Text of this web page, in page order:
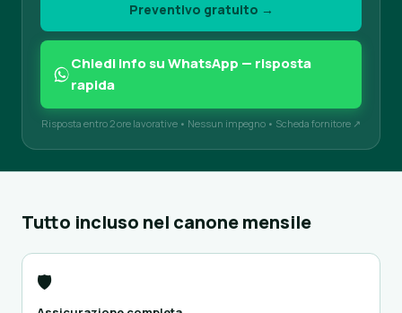
Preventivo gratuito →
Chiedi info su WhatsApp — risposta
rapida
Risposta entro 2 ore lavorative • Nessun impegno • Scheda fornitore ↗
Tutto incluso nel canone mensile
🛡️